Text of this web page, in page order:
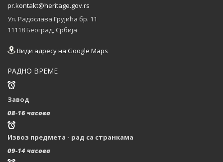
pr.kontakt@heritage.gov.rs
Ул. Радослава Грујића бр. 11
11118 Београд, Србија
Види адресу на Google Maps
РАДНО ВРЕМЕ
Завод
08-16 часова
Извоз предмета - рад са странкама
09-14 часова